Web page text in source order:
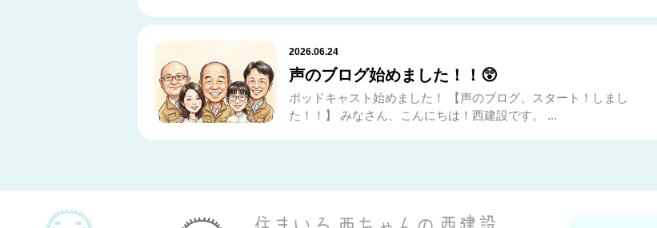
2026.06.24
声のブログ始めました！！😲
ポッドキャスト始めました！ 【声のブログ、スタート！しまし
た！！】 みなさん、こんにちは！西建設です。 ...